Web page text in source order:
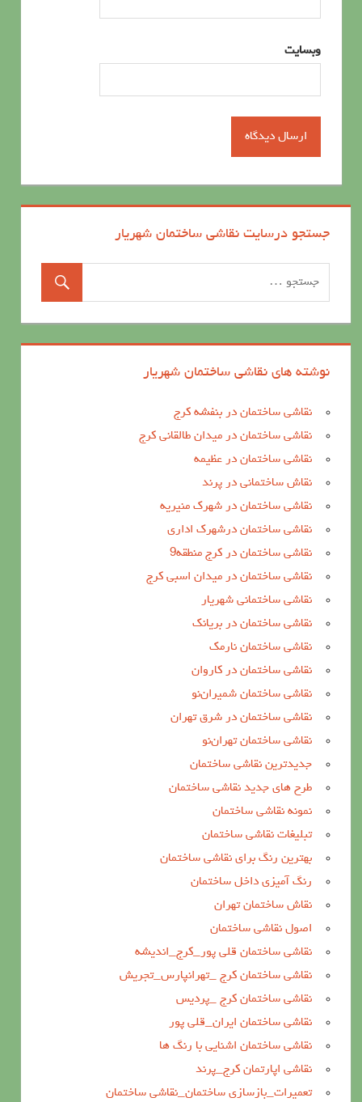
وبسایت
جستجو درسایت نقاشی ساختمان شهریار
نوشته های نقاشی ساختمان شهریار
نقاشی ساختمان در بنفشه کرج
نقاشی ساختمان در میدان طالقانی کرج
نقاشی ساختمان در عظیمه
نقاش ساختمانی در پرند
نقاشی ساختمان در شهرک منیریه
نقاشی ساختمان درشهرک اداری
نقاشی ساختمان در کرج منطقه9
نقاشی ساختمان در میدان اسبی کرج
نقاشی ساختمانی شهریار
نقاشی ساختمان در بریانک
نقاشی ساختمان نارمک
نقاشی ساختمان در کاروان
نقاشی ساختمان شمیران‌نو
نقاشی ساختمان در شرق تهران
نقاشی ساختمان تهران‌نو
جدیدترین نقاشی ساختمان
طرح های جدید نقاشی ساختمان
نمونه نقاشی ساختمان
تبلیغات نقاشی ساختمان
بهترین رنگ برای نقاشی ساختمان
رنگ آمیزی داخل ساختمان
نقاش ساختمان تهران
اصول نقاشی ساختمان
نقاشی ساختمان قلی پور_کرج_اندیشه
نقاشی ساختمان کرج _تهرانپارس_تجریش
نقاشی ساختمان کرج _پردیس
نقاشی ساختمان ایران_قلی پور
نقاشی ساختمان اشنایی با رنگ ها
نقاشی اپارتمان کرج_پرند
تعمیرات_بازسازی ساختمان_نقاشی ساختمان